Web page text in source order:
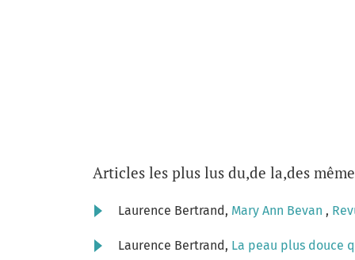
Articles les plus lus du,de la,des
Laurence Bertrand, Mary Ann Bevan ,
Laurence Bertrand, La peau plus douce